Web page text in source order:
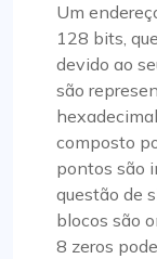
Um
128 bits,
devido ao
são
composto
pontos são
questão de
blocos são
8 zeros